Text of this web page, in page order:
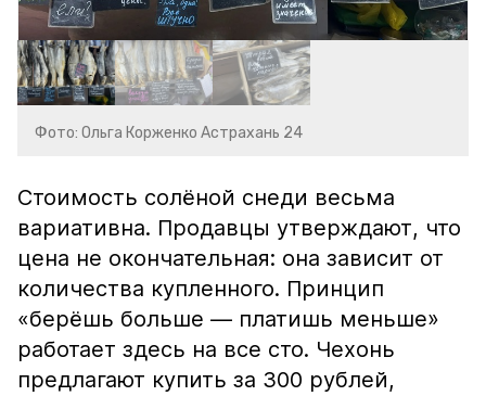
Фото: Ольга Корженко Астрахань 24
Стоимость солёной снеди весьма
вариативна. Продавцы утверждают, что
цена не окончательная: она зависит от
количества купленного. Принцип
«берёшь больше — платишь меньше»
работает здесь на все сто. Чехонь
предлагают купить за 300 рублей,